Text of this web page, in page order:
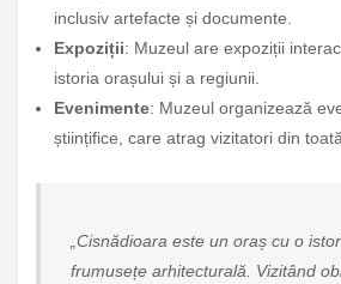
inclusiv artefacte și documente.
Expoziții: Muzeul are expoziții
istoria orașului și a regiunii.
Evenimente: Muzeul organizează
științifice, care atrag vizitatori din
„Cisnădioara este un oraș cu o
frumusețe arhitecturală. Vizitând